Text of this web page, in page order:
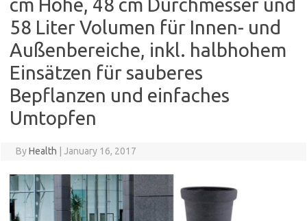
cm Höhe, 48 cm Durchmesser und
58 Liter Volumen für Innen- und
Außenbereiche, inkl. halbhohem
Einsätzen für sauberes
Bepflanzen und einfaches
Umtopfen
ByHealth January 16, 2017